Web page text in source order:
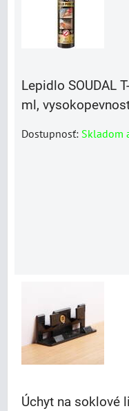
Lepidlo SOUDAL
ml,
Dostupnosť: Skladom
Úchyt na soklové